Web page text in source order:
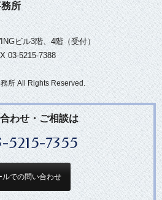
所
ビル3階、4階（受付）
03-5215-7388
所 All Rights Reserved.
わせ・ご相談は
5215-7355
ルでの問い合わせ